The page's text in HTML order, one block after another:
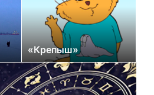
«Крепыш»